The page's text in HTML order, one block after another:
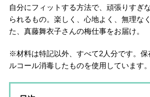
自分にフィットする方法で、頑張りすぎ
られるもの。楽しく、心地よく、無理な
た、真藤舞衣子さんの梅仕事をお届け。
※材料は特記以外、すべて2人分です。保
ルコール消毒したものを使用しています。